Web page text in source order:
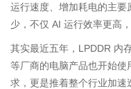
运行速度、增加耗电的主
少，不仅 AI 运行效率更高
其实最近五年，LPDDR 内
等厂商的电脑产品也开始
求，更是推着整个行业加速